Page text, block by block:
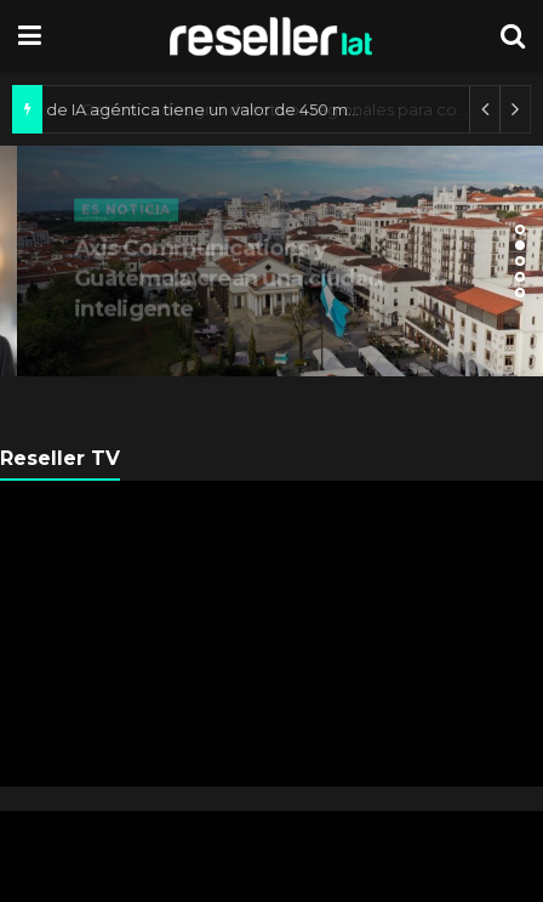
Mercado de IA agéntica tiene un valor de 450 mil millones de dólares
ES NOTICIA
Axis Communications y
Guatemala crean una ciudad
inteligente
Reseller TV